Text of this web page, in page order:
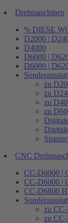
Drehmaschinen
% DIESE
D2000 |
D4000
D6000 |
D6000 |
zu
zu
zu
zu
CNC
CC-D6000 |
CC-D6000 |
CC-D6800
zu
zu